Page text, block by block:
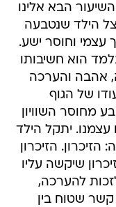
הבא אלינו
הילד שנטבעה
וחוסר ישע.
הוא חשיבותו
אהבה והערכה
של הגוף
מחוסר השוויון
יתקל הילד
הזיכרון
שיקשה עליו
להערכה,
קשר שטוח בין